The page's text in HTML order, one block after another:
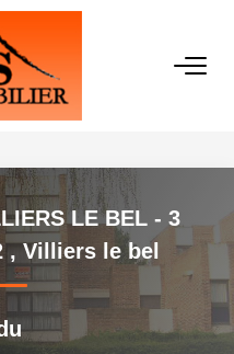
LE BEL - 3
, Villiers le bel